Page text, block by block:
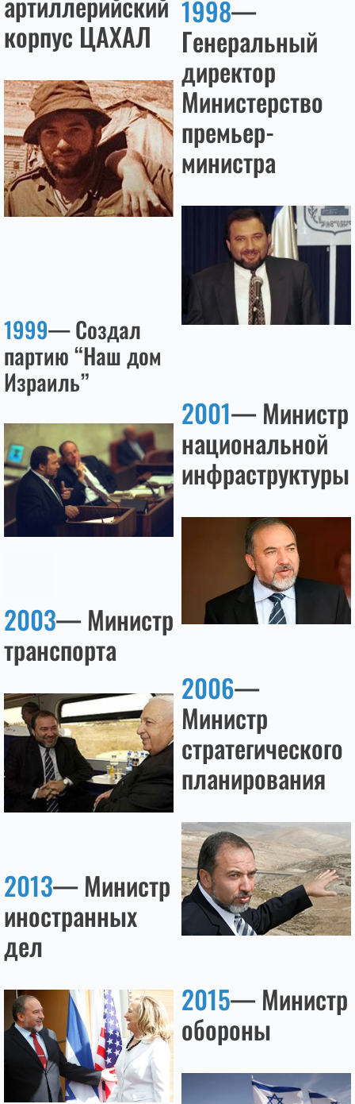
корпус ЦАХАЛ
1999— Создал
партию “Наш дом
Израиль”
2003— Министр
транспорта
2013— Министр
иностранных
дел
1998—
Генеральный
директор
Министерство
премьер-
министра
2001— Министр
национальной
инфраструктуры
2006—
Министр
стратегического
планирования
2015— Министр
обороны